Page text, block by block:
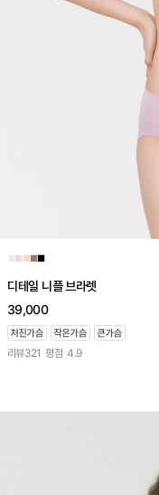
■■■■
디테일 니플 브라렛
39,000
리뷰321 평점 4.9